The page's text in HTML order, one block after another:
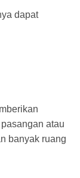
dapat
atau
banyak ruang